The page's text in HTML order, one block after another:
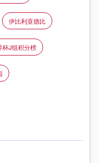
伊比利亚德比
杯J组积分榜